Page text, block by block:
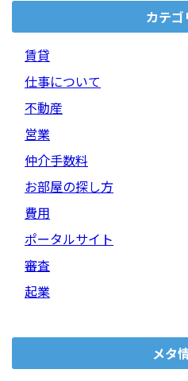
カテゴ
賃貸
仕事について
不動産
営業
仲介手数料
お部屋の探し方
費用
ポータルサイト
審査
起業
メタ